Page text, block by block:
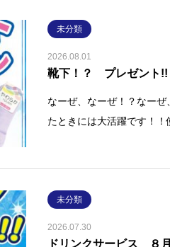
未分類
2026.08.01
靴下！？ プレゼント
なーぜ、なーぜ！？なー
たときには大活躍です！
未分類
2026.07.30
ドリンクサービス ８